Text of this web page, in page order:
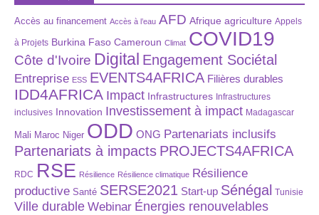
Accès au financement Accès à l’eau AFD Afrique agriculture Appels
à Projets Burkina Faso Cameroun Climat COVID19
Côte d'Ivoire Digital Engagement Sociétal
Entreprise ESS EVENTS4AFRICA Filières durables
IDD4AFRICA Impact Infrastructures Infrastructures
inclusives Innovation Investissement à impact Madagascar
Mali Maroc Niger ODD ONG Partenariats inclusifs
Partenariats à impacts PROJECTS4AFRICA
RDC RSE Résilience Résilience climatique Résilience
productive Santé SERSE2021 Start-up Sénégal Tunisie
Ville durable Webinar Énergies renouvelables